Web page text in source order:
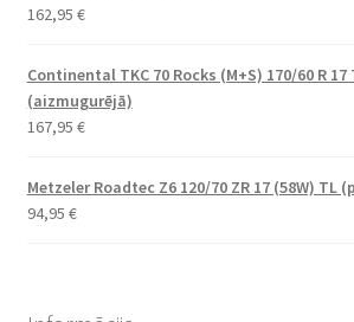
162,95 €
Continental TKC 70 Rocks (M+S) 170/60 R 17
(aizmugurējā)
167,95 €
Metzeler Roadtec Z6 120/70 ZR 17 (58W) TL
94,95 €